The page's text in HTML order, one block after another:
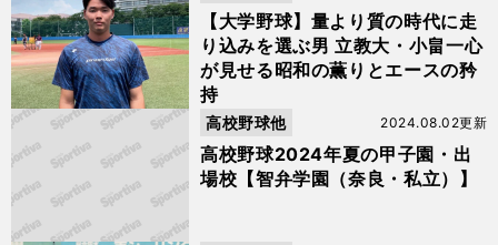
【大学野球】量より質の時代に走
り込みを選ぶ男 立教大・小畠一心
が見せる昭和の薫りとエースの矜
持
高校野球2024年夏の甲子園・出
場校【智弁学園（奈良・私立）】
2024.08.02更新
高校野球他